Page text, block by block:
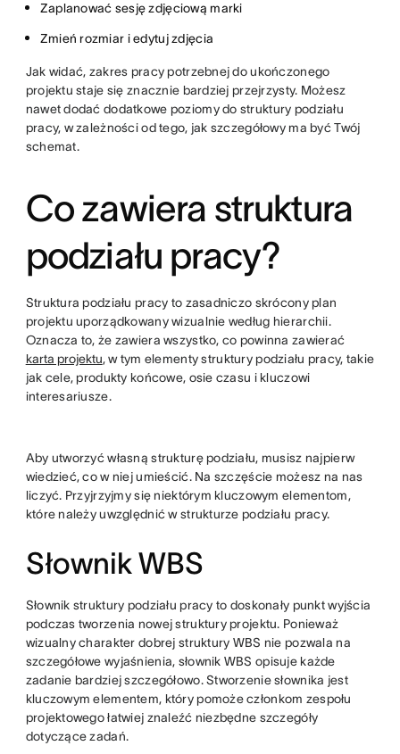
Zaplanować sesję zdjęciową marki
Zmień rozmiar i edytuj zdjęcia
Jak widać, zakres pracy potrzebnej do ukończonego
projektu staje się znacznie bardziej przejrzysty. Możesz
nawet dodać dodatkowe poziomy do struktury podziału
pracy, w zależności od tego, jak szczegółowy ma być Twój
schemat.
Co zawiera struktura
podziału pracy?
Struktura podziału pracy to zasadniczo skrócony plan
projektu uporządkowany wizualnie według hierarchii.
Oznacza to, że zawiera wszystko, co powinna zawierać
karta projektu, w tym elementy struktury podziału pracy, takie
jak cele, produkty końcowe, osie czasu i kluczowi
interesariusze.
Aby utworzyć własną strukturę podziału, musisz najpierw
wiedzieć, co w niej umieścić. Na szczęście możesz na nas
liczyć. Przyjrzyjmy się niektórym kluczowym elementom,
które należy uwzględnić w strukturze podziału pracy.
Słownik WBS
Słownik struktury podziału pracy to doskonały punkt wyjścia
podczas tworzenia nowej struktury projektu. Ponieważ
wizualny charakter dobrej struktury WBS nie pozwala na
szczegółowe wyjaśnienia, słownik WBS opisuje każde
zadanie bardziej szczegółowo. Stworzenie słownika jest
kluczowym elementem, który pomoże członkom zespołu
projektowego łatwiej znaleźć niezbędne szczegóły
dotyczące zadań.